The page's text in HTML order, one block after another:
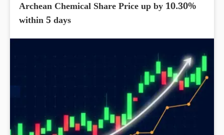
Archean Chemical Share Price up by 10.30%
within 5 days